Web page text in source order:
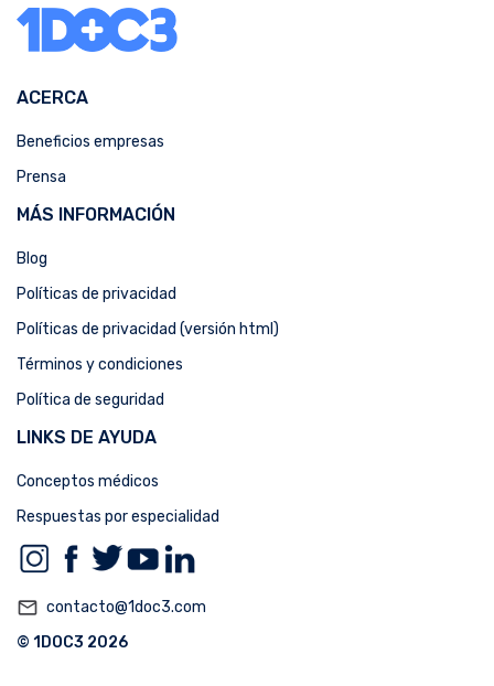
ACERCA
Beneficios empresas
Prensa
MÁS INFORMACIÓN
Blog
Políticas de privacidad
Políticas de privacidad (versión html)
Términos y condiciones
Política de seguridad
LINKS DE AYUDA
Conceptos médicos
Respuestas por especialidad
mail_outline contacto@1doc3.com
© 1DOC3 2026